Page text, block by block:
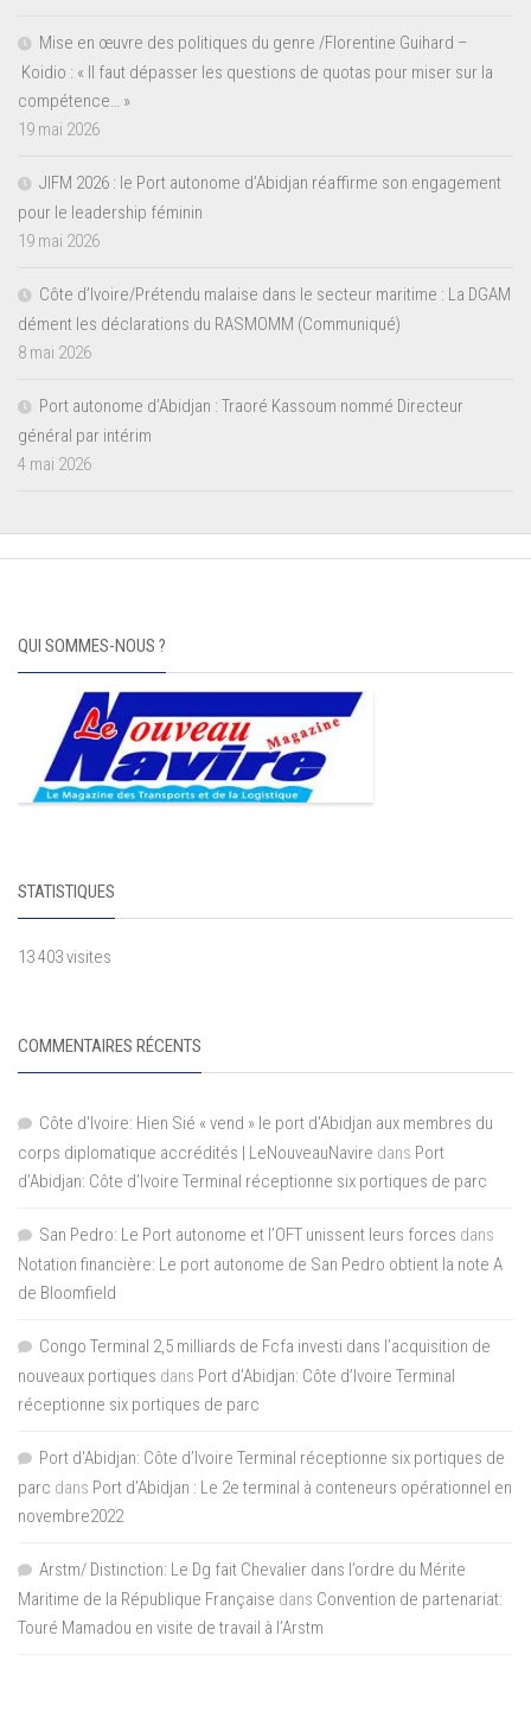
Mise en œuvre des politiques du genre /Florentine Guihard –
Koidio : « Il faut dépasser les questions de quotas pour miser sur la
compétence… »
19 mai 2026
JIFM 2026 : le Port autonome d’Abidjan réaffirme son engagement
pour le leadership féminin
19 mai 2026
Côte d’Ivoire/Prétendu malaise dans le secteur maritime : La DGAM
dément les déclarations du RASMOMM (Communiqué)
8 mai 2026
Port autonome d’Abidjan : Traoré Kassoum nommé Directeur
général par intérim
4 mai 2026
QUI SOMMES-NOUS ?
STATISTIQUES
13 403 visites
COMMENTAIRES RÉCENTS
Côte d'Ivoire: Hien Sié « vend » le port d'Abidjan aux membres du
corps diplomatique accrédités | LeNouveauNavire dans Port
d’Abidjan: Côte d’Ivoire Terminal réceptionne six portiques de parc
San Pedro: Le Port autonome et l’OFT unissent leurs forces dans
Notation financière: Le port autonome de San Pedro obtient la note A
de Bloomfield
Congo Terminal 2,5 milliards de Fcfa investi dans l’acquisition de
nouveaux portiques dans Port d’Abidjan: Côte d’Ivoire Terminal
réceptionne six portiques de parc
Port d'Abidjan: Côte d’Ivoire Terminal réceptionne six portiques de
parc dans Port d’Abidjan : Le 2e terminal à conteneurs opérationnel en
novembre2022
Arstm/ Distinction: Le Dg fait Chevalier dans l’ordre du Mérite
Maritime de la République Française dans Convention de partenariat:
Touré Mamadou en visite de travail à l’Arstm